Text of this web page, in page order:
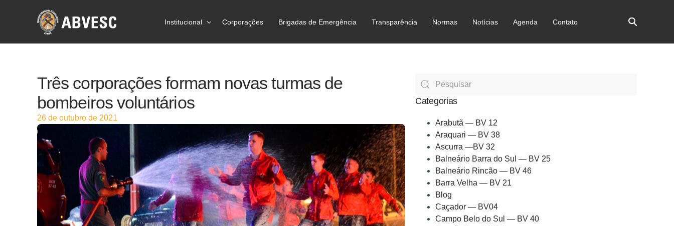
Institucional
Ações
Prevenção
Corporações Brigadas de Emergência Transparência Normas Notícias Agenda Contato
Três corporações formam novas turmas de
bombeiros voluntários
26 de outubro de 2021
Categorias
Arabutã — BV 12
Araquari — BV 38
Ascurra —BV 32
Balneário Barra do Sul — BV 25
Balneário Rincão — BV 46
Barra Velha — BV 21
Blog
Caçador — BV04
Campo Belo do Sul — BV 40